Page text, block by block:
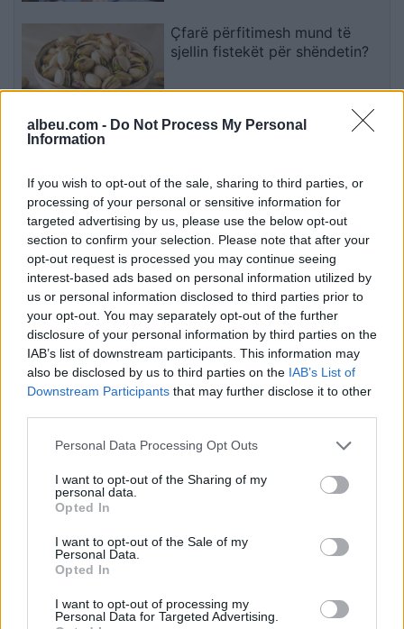
albeu.com - Do Not Process My Personal
Information
If you wish to opt-out of the sale, sharing to third parties, or
processing of your personal or sensitive information for
targeted advertising by us, please use the below opt-out
section to confirm your selection. Please note that after your
opt-out request is processed you may continue seeing
interest-based ads based on personal information utilized by
us or personal information disclosed to third parties prior to
your opt-out. You may separately opt-out of the further
disclosure of your personal information by third parties on the
IAB’s list of downstream participants. This information may
also be disclosed by us to third parties on the IAB’s List of
Downstream Participants that may further disclose it to other
Personal Data Processing Opt Outs
I want to opt-out of the Sharing of my
personal data.
Opted In
I want to opt-out of the Sale of my
Personal Data.
Opted In
I want to opt-out of processing my
Personal Data for Targeted Advertising.
Çfarë përfitimesh mund të
sjellin fistekët për shëndetin?
dhe rrezikut për kancer
pankreatik
Esim for Global
Esim for USA| Esim for Italy| Esim for Spain|Esim
for Turkey|Esim for Germany|Esim for Greece|